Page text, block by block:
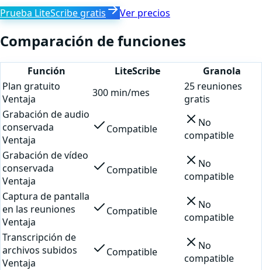
Prueba LiteScribe gratis Ver precios
Comparación de funciones
Función LiteScribe
Granola
Plan gratuito
Ventaja
300 min/mes
25 reuniones
gratis
Grabación de audio
conservada
Ventaja
Compatible
No
compatible
Grabación de vídeo
conservada
Ventaja
Compatible
No
compatible
Captura de pantalla
en las reuniones
Ventaja
Compatible
No
compatible
Transcripción de
archivos subidos
Ventaja
Compatible
No
compatible